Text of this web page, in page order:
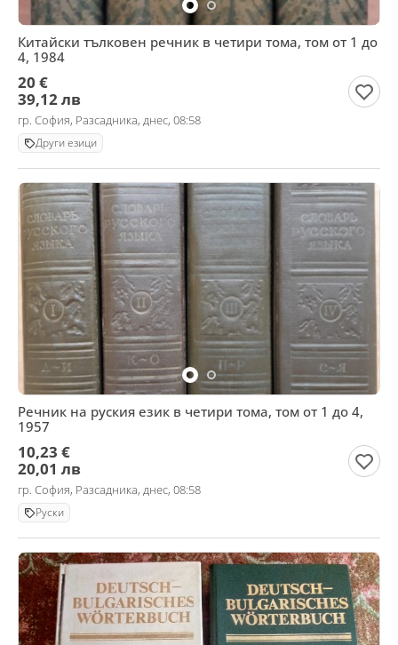
Китайски тълковен речник в четири тома, том от 1 до
4, 1984
20 €
39,12 лв
гр. София, Разсадника, днес, 08:58
Други езици
Речник на руския език в четири тома, том от 1 до 4,
1957
10,23 €
20,01 лв
гр. София, Разсадника, днес, 08:58
Руски